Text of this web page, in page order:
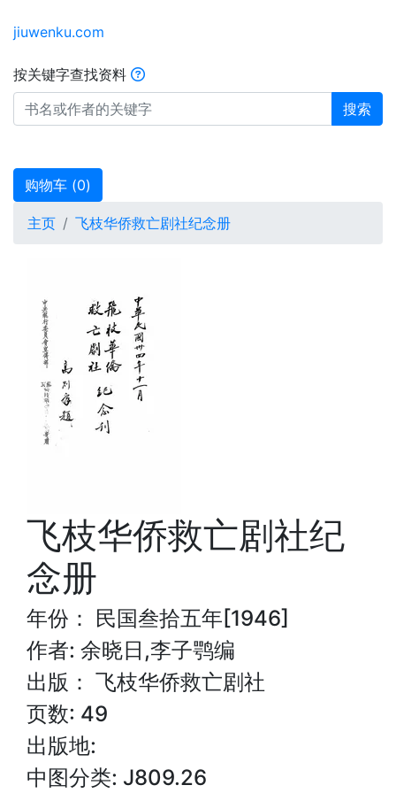
jiuwenku.com
按关键字查找资料
搜索
购物车 (0)
主页 飞枝华侨救亡剧社纪念册
飞枝华侨救亡剧社纪
念册
年份： 民国叁拾五年[1946]
作者: 余晓日,李子鹗编
出版： 飞枝华侨救亡剧社
页数: 49
出版地:
中图分类: J809.26